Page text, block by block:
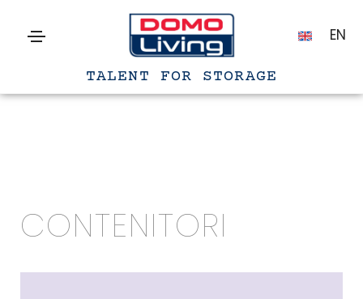
EN
TALENT FOR STORAGE
CONTENITORI